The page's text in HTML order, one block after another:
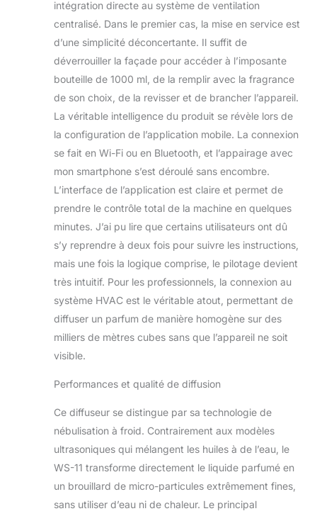
bactérienne dans
l'eau. La machine à
air parfumé
Mxmoonant
sans eau, de plus,
avec une
atomisation élevée,
le diffuseur n'est
et les avantages
thérapeutiques
sont bien
conservés.
【Laissez le parfum
agréable remplir
votre journée】 Un
bon parfum illumine
la journée, si vous
maison sente le
studio montre
votre goût unique,
si vous avez besoin
d'une
aromathérapie pour
Choisissez votre
parfum préféré et
intégration directe au système de ventilation
centralisé. Dans le premier cas, la mise en service est
d’une simplicité déconcertante. Il suffit de
déverrouiller la façade pour accéder à l’imposante
bouteille de 1000 ml, de la remplir avec la fragrance
de son choix, de la revisser et de brancher l’appareil.
La véritable intelligence du produit se révèle lors de
la configuration de l’application mobile. La connexion
se fait en Wi-Fi ou en Bluetooth, et l’appairage avec
mon smartphone s’est déroulé sans encombre.
L’interface de l’application est claire et permet de
prendre le contrôle total de la machine en quelques
minutes. J’ai pu lire que certains utilisateurs ont dû
s’y reprendre à deux fois pour suivre les instructions,
mais une fois la logique comprise, le pilotage devient
très intuitif. Pour les professionnels, la connexion au
système HVAC est le véritable atout, permettant de
diffuser un parfum de manière homogène sur des
milliers de mètres cubes sans que l’appareil ne soit
visible.
Performances et qualité de diffusion
Ce diffuseur se distingue par sa technologie de
nébulisation à froid. Contrairement aux modèles
ultrasoniques qui mélangent les huiles à de l’eau, le
WS-11 transforme directement le liquide parfumé en
un brouillard de micro-particules extrêmement fines,
sans utiliser d’eau ni de chaleur. Le principal